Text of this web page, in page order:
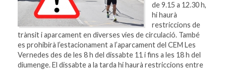
de 9.15 a 12.30 h,
hi haurà
restriccions de
trànsit i aparcament en diverses vies de circulació. També
es prohibirà l’estacionament a l’aparcament del CEM Les
Vernedes des de les 8 h del dissabte 11 i fins a les 18 h del
diumenge. El dissabte a la tarda hi haurà restriccions entre